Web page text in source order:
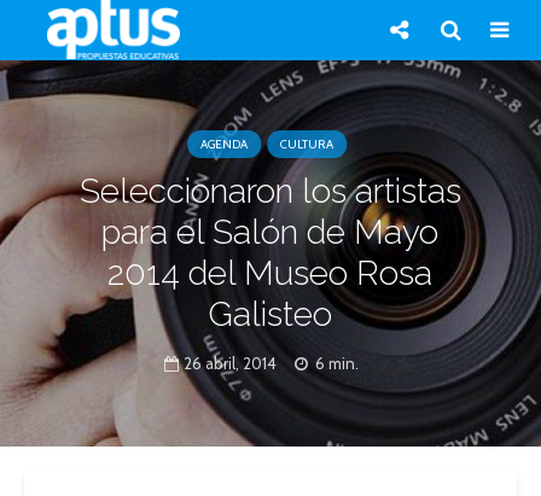
AGENDA CULTURA
Seleccionaron los artistas
para el Salón de Mayo
2014 del Museo Rosa
Galisteo
26 abril, 2014 6 min.